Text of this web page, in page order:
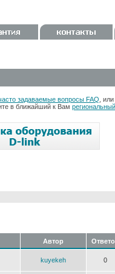
задаваемые вопросы FAQ ,
в ближайший к Вам
Автор
kuyekeh 0